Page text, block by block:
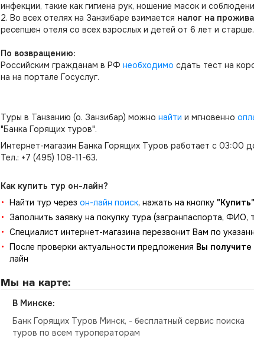
инфекции, такие как гигиена рук, ношение масок и
2. Во всех отелях на Занзибаре взимается налог на
ресепшен отеля со всех взрослых и детей от 6 лет и старше.
По возвращению:
Российским гражданам в РФ необходимо сдать тест на
на на портале Госуслуг.
Туры в Танзанию (о. Занзибар) можно найти и мгновенно
"Банка Горящих туров".
Интернет-магазин Банка Горящих Туров работает с 03:00
Тел.: +7 (495) 108-11-63.
Как купить тур он-лайн?
Найти тур через он-лайн поиск, нажать на кнопку "Купить"
Заполнить заявку на покупку тура (загранпаспорта, ФИО,
Специалист интернет-магазина перезвонит Вам по
После проверки актуальности предложения Вы получите
лайн
Мы на карте:
В Минске:
Банк Горящих Туров Минск, - бесплатный сервис поиска
туров по всем туроператорам